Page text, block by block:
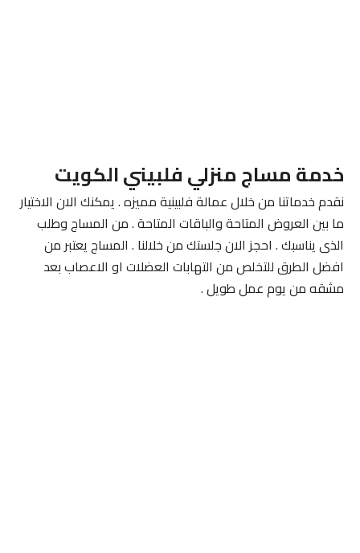
خدمة مساج منزلي فلبيني الكويت
نقدم خدماتنا من خلال عمالة فلبينية مميزه . يمكنك الان الاختيار
ما بين العروض المتاحة والباقات المتاحة . من المساج وطلب
الذى يناسبك . احجز الان جلستك من خلالنا . المساج يعتبر من
افضل الطرق للتخلص من التهابات العضلات او الاعصاب بعد
مشقه من يوم عمل طويل .